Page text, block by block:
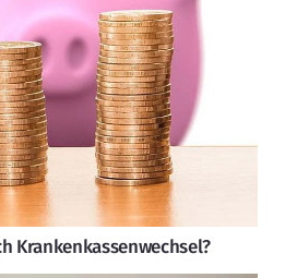
Krankenkassenwechsel?